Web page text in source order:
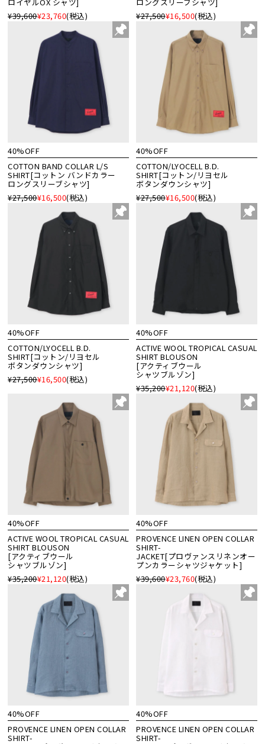
¥39,600¥23,760(税込)
¥27,500¥16,500(税込)
40%OFF
COTTON BAND COLLAR L/S
SHIRT[コットン バンドカラー
ロングスリーブシャツ]
¥27,500¥16,500(税込)
40%OFF
COTTON/LYOCELL B.D.
SHIRT[コットン/リヨセル
ボタンダウンシャツ]
¥27,500¥16,500(税込)
40%OFF
COTTON/LYOCELL B.D.
SHIRT[コットン/リヨセル
ボタンダウンシャツ]
¥27,500¥16,500(税込)
40%OFF
ACTIVE WOOL TROPICAL CASUAL
SHIRT BLOUSON
[アクティブウール
シャツブルゾン]
¥35,200¥21,120(税込)
40%OFF
ACTIVE WOOL TROPICAL CASUAL
SHIRT BLOUSON
[アクティブウール
シャツブルゾン]
¥35,200¥21,120(税込)
40%OFF
PROVENCE LINEN OPEN COLLAR
SHIRT-
JACKET[プロヴァンスリネンオー
プンカラーシャツジャケット]
¥39,600¥23,760(税込)
40%OFF
PROVENCE LINEN OPEN COLLAR
SHIRT-
40%OFF
PROVENCE LINEN OPEN COLLAR
SHIRT-